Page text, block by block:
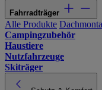
Fahrradträger
Alle Produkte
Campingzubehör
Haustiere
Nutzfahrzeuge
Skiträger